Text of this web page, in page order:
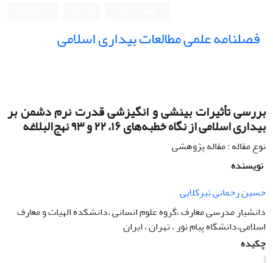
فصلنامه علمی مطالعات بیداری اسلامی
بررسی تأثیرات بینشی و انگیزشی قدرت نرم دشمن بر
بیداری اسلامی از نگاه خطبه‌های ۱۶، ۲۲ و ۹۳ نهج‌البلاغه
نوع مقاله : مقاله پژوهشی
نویسنده
حسین رحمانی تیرکلایی
دانشیار مدرسی معارف ،گروه علوم انسانی ،دانشکده الهیات و معارف
اسلامی،دانشگاه پیام نور ، تهران ، ایران
چکیده